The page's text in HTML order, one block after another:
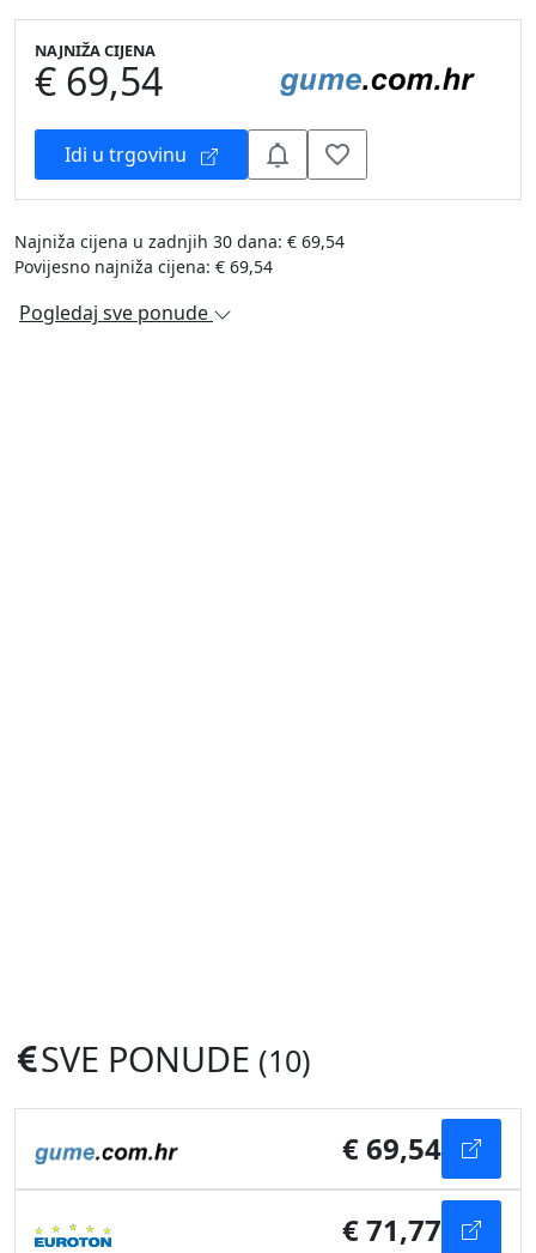
NAJNIŽA CIJENA
€ 69,54
Idi u trgovinu
Najniža cijena u zadnjih 30 dana: € 69,54
Povijesno najniža cijena: € 69,54
Pogledaj sve ponude
SVE PONUDE (10)
€ 69,54
€ 71,77